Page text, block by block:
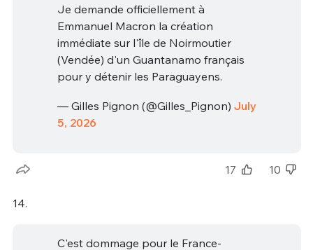
Je demande officiellement à
Emmanuel Macron la création
immédiate sur l'île de Noirmoutier
(Vendée) d'un Guantanamo français
pour y détenir les Paraguayens.
— Gilles Pignon (@Gilles_Pignon) July
5, 2026
17 10
14.
C'est dommage pour le France-